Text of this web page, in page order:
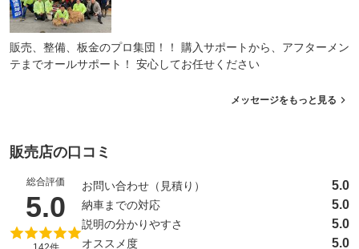
販売、整備、板金のプロ集団！！ 購入サポートから、アフターメン
テまでオールサポート！ 安心してお任せください
メッセージをもっと見る
販売店の口コミ
総合評価
5.0 （5点満点中）
お問い合わせ（見積り） 5.0
納車までの対応 5.0
説明の分かりやすさ 5.0
オススメ度 5.0